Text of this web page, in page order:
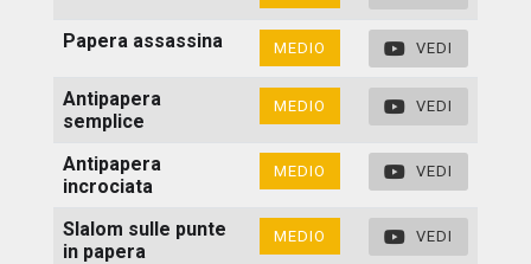
Papera assassina MEDIO VEDI
Antipapera
semplice
MEDIO VEDI
Antipapera
incrociata
MEDIO VEDI
Slalom sulle punte
in papera
MEDIO VEDI